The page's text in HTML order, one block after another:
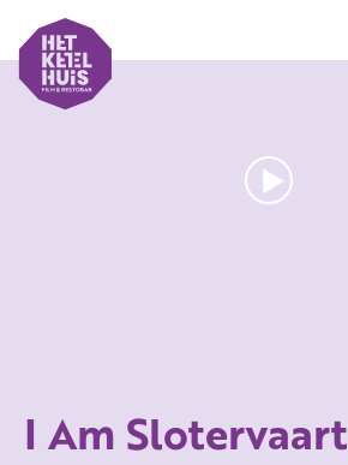
I Am Slotervaart